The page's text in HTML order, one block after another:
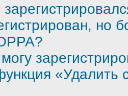
но
«Удалить